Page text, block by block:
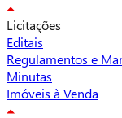
Licitações
Editais
Regulamentos e
Minutas
Imóveis à Venda